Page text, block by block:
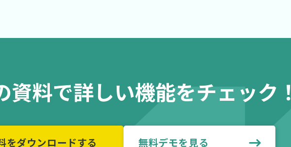
資料で詳しい機能をチェック！
をダウンロードする 無料デモを見る